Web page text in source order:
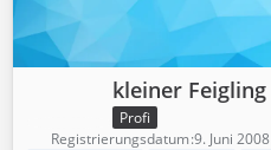
kleiner Feigling
Profi
Registrierungsdatum 9. Juni 2008